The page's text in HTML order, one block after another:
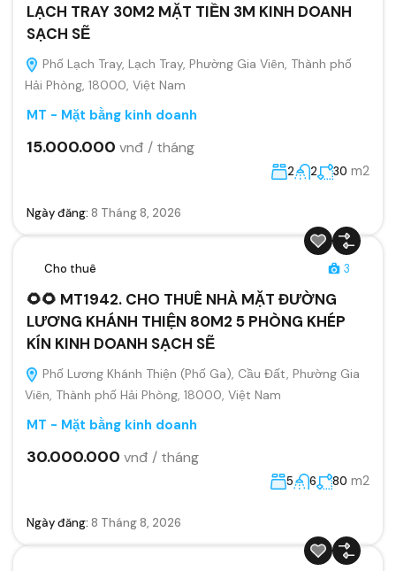
LẠCH TRAY 30M2 MẶT TIỀN 3M KINH DOANH
SẠCH SẼ
Phố Lạch Tray, Lạch Tray, Phường Gia Viên, Thành phố
Hải Phòng, 18000, Việt Nam
MT - Mặt bằng kinh doanh
15.000.000 vnđ / tháng
2 2 30 m2
Ngày đăng: 8 Tháng 8, 2026
Cho thuê 3
🌻🌻 MT1942. CHO THUÊ NHÀ MẶT ĐƯỜNG
LƯƠNG KHÁNH THIỆN 80M2 5 PHÒNG KHÉP
KÍN KINH DOANH SẠCH SẼ
Phố Lương Khánh Thiện (Phố Ga), Cầu Đất, Phường Gia
Viên, Thành phố Hải Phòng, 18000, Việt Nam
MT - Mặt bằng kinh doanh
30.000.000 vnđ / tháng
5 6 80 m2
Ngày đăng: 8 Tháng 8, 2026